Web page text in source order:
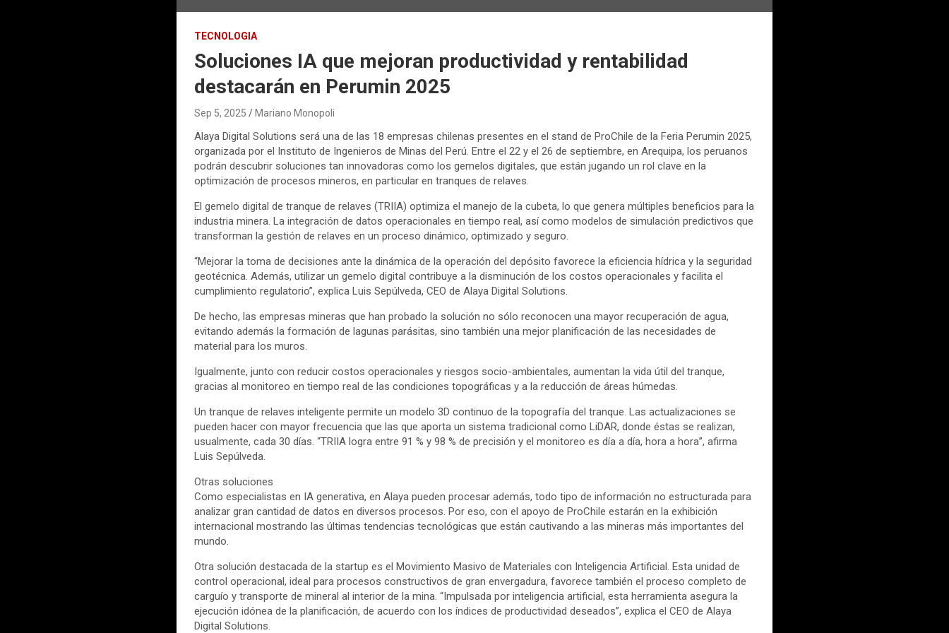
TECNOLOGIA
Soluciones IA que mejoran productividad y rentabilidad
destacarán en Perumin 2025
Sep 5, 2025 Mariano Monopoli
Alaya Digital Solutions será una de las 18 empresas chilenas presentes en el stand de ProChile de la Feria Perumin 2025,
organizada por el Instituto de Ingenieros de Minas del Perú. Entre el 22 y el 26 de septiembre, en Arequipa, los peruanos
podrán descubrir soluciones tan innovadoras como los gemelos digitales, que están jugando un rol clave en la
optimización de procesos mineros, en particular en tranques de relaves.
El gemelo digital de tranque de relaves (TRIIA) optimiza el manejo de la cubeta, lo que genera múltiples beneficios para la
industria minera. La integración de datos operacionales en tiempo real, así como modelos de simulación predictivos que
transforman la gestión de relaves en un proceso dinámico, optimizado y seguro.
“Mejorar la toma de decisiones ante la dinámica de la operación del depósito favorece la eficiencia hídrica y la seguridad
geotécnica. Además, utilizar un gemelo digital contribuye a la disminución de los costos operacionales y facilita el
cumplimiento regulatorio”, explica Luis Sepúlveda, CEO de Alaya Digital Solutions.
De hecho, las empresas mineras que han probado la solución no sólo reconocen una mayor recuperación de agua,
evitando además la formación de lagunas parásitas, sino también una mejor planificación de las necesidades de
material para los muros.
Igualmente, junto con reducir costos operacionales y riesgos socio-ambientales, aumentan la vida útil del tranque,
gracias al monitoreo en tiempo real de las condiciones topográficas y a la reducción de áreas húmedas.
Un tranque de relaves inteligente permite un modelo 3D continuo de la topografía del tranque. Las actualizaciones se
pueden hacer con mayor frecuencia que las que aporta un sistema tradicional como LiDAR, donde éstas se realizan,
usualmente, cada 30 días. “TRIIA logra entre 91 % y 98 % de precisión y el monitoreo es día a día, hora a hora”, afirma
Luis Sepúlveda.
Otras soluciones
Como especialistas en IA generativa, en Alaya pueden procesar además, todo tipo de información no estructurada para
analizar gran cantidad de datos en diversos procesos. Por eso, con el apoyo de ProChile estarán en la exhibición
internacional mostrando las últimas tendencias tecnológicas que están cautivando a las mineras más importantes del
mundo.
Otra solución destacada de la startup es el Movimiento Masivo de Materiales con Inteligencia Artificial. Esta unidad de
control operacional, ideal para procesos constructivos de gran envergadura, favorece también el proceso completo de
carguío y transporte de mineral al interior de la mina. “Impulsada por inteligencia artificial, esta herramienta asegura la
ejecución idónea de la planificación, de acuerdo con los índices de productividad deseados”, explica el CEO de Alaya
Digital Solutions.